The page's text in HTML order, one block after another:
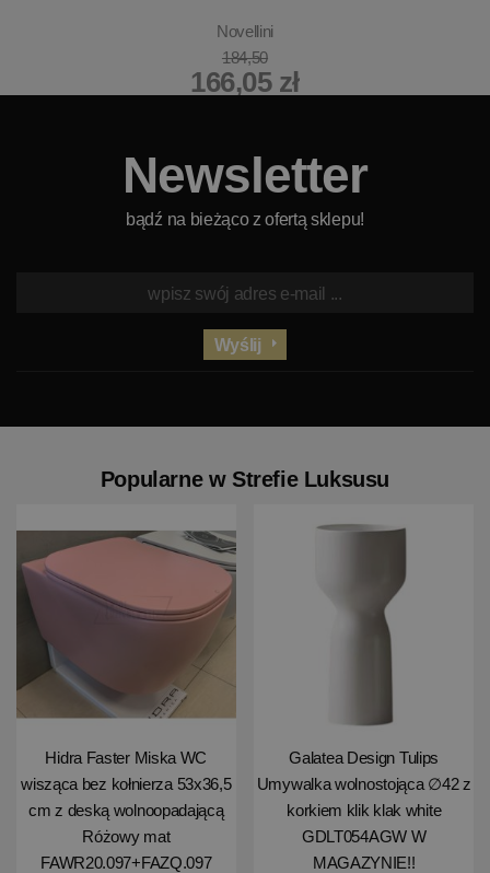
Novellini
184,50
166,05 zł
Newsletter
bądź na bieżąco z ofertą sklepu!
Wyślij
Popularne w Strefie Luksusu
Hidra Faster Miska WC
wisząca bez kołnierza 53x36,5
cm z deską wolnoopadającą
Różowy mat
FAWR20.097+FAZQ.097
Galatea Design Tulips
Umywalka wolnostojąca ∅42 z
korkiem klik klak white
GDLT054AGW W
MAGAZYNIE!!